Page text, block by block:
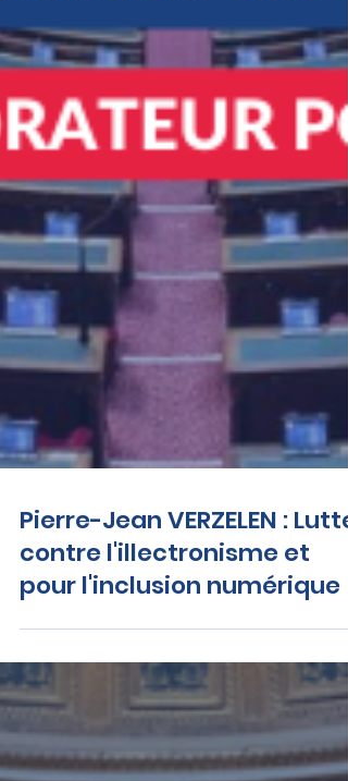
Pierre-Jean VERZELEN :
contre l'illectronisme et